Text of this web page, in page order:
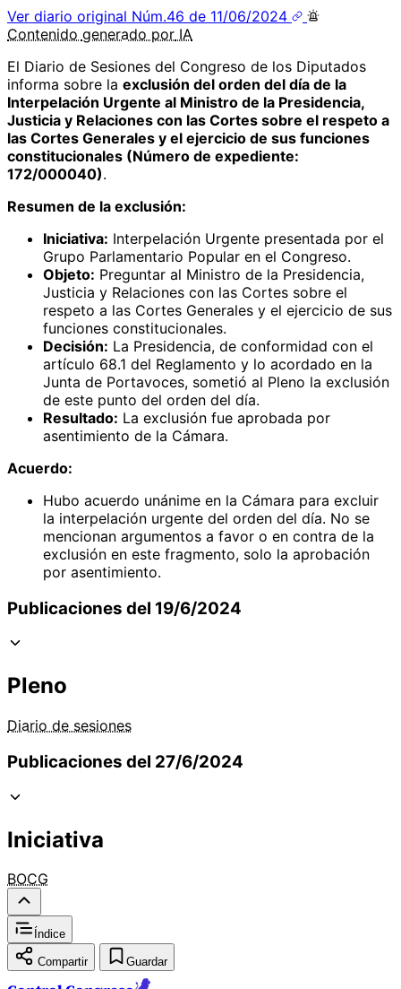
Ver diario original Núm.46 de 11/06/2024
Contenido generado por IA
El Diario de Sesiones del Congreso de los Diputados
informa sobre la exclusión del orden del día de la
Interpelación Urgente al Ministro de la Presidencia,
Justicia y Relaciones con las Cortes sobre el respeto a
las Cortes Generales y el ejercicio de sus funciones
constitucionales (Número de expediente:
172/000040).
Resumen de la exclusión:
Iniciativa: Interpelación Urgente presentada por el
Grupo Parlamentario Popular en el Congreso.
Objeto: Preguntar al Ministro de la Presidencia,
Justicia y Relaciones con las Cortes sobre el
respeto a las Cortes Generales y el ejercicio de sus
funciones constitucionales.
Decisión: La Presidencia, de conformidad con el
artículo 68.1 del Reglamento y lo acordado en la
Junta de Portavoces, sometió al Pleno la exclusión
de este punto del orden del día.
Resultado: La exclusión fue aprobada por
asentimiento de la Cámara.
Acuerdo:
Hubo acuerdo unánime en la Cámara para excluir
la interpelación urgente del orden del día. No se
mencionan argumentos a favor o en contra de la
exclusión en este fragmento, solo la aprobación
por asentimiento.
Publicaciones del 19/6/2024
Pleno
Diario de sesiones
Publicaciones del 27/6/2024
Iniciativa
BOCG
Índice
Compartir Guardar